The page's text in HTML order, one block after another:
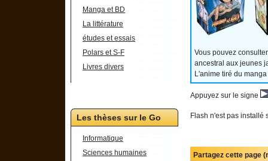
Manga et BD
La littérature
études et essais
Polars et S-F
Livres divers
Les thèses sur le Go
Informatique
Sciences humaines
Vous pouvez
ancestral aux jeunes
L'anime tiré du
Appuyez sur le signe
Flash n'est pas installé
Partagez cette page